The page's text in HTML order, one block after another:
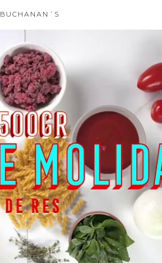
BUCHANAN´S